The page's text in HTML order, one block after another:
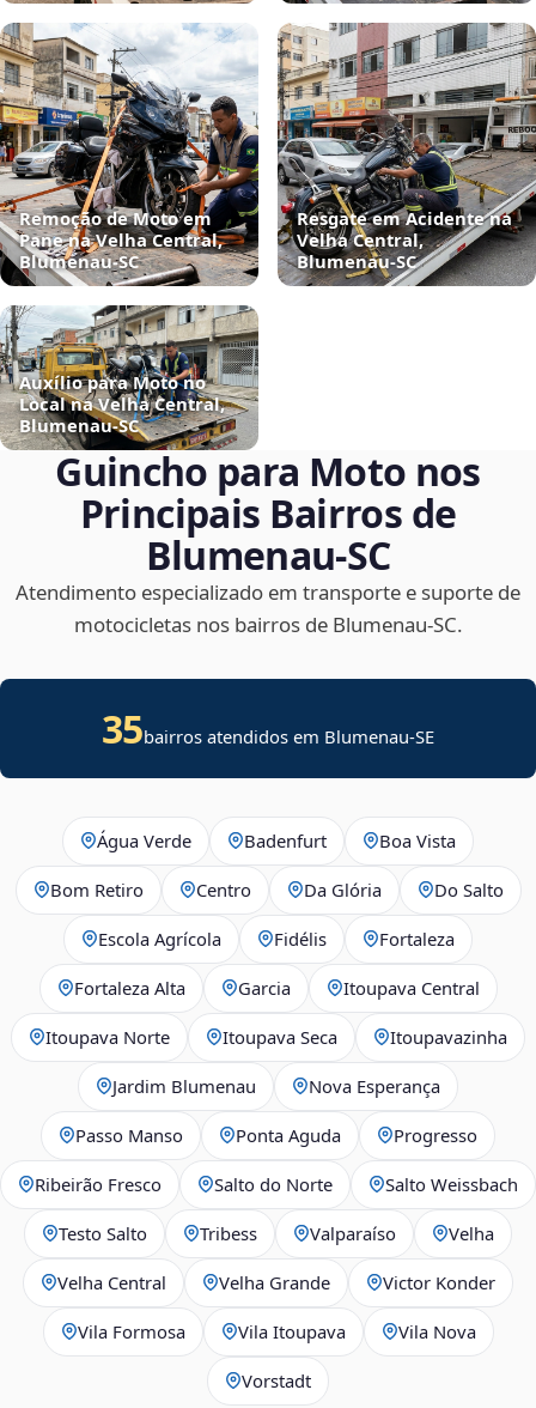
Remoção de Moto em
Pane na Velha Central,
Blumenau‑SC
Resgate em Acidente na
Velha Central,
Blumenau‑SC
Auxílio para Moto no
Local na Velha Central,
Blumenau‑SC
Guincho para Moto nos
Principais Bairros de
Blumenau‑SC
Atendimento especializado em transporte e suporte de
motocicletas nos bairros de Blumenau‑SC.
35bairros atendidos em Blumenau-SE
Água Verde Badenfurt Boa Vista
Bom Retiro Centro Da Glória Do Salto
Escola Agrícola Fidélis Fortaleza
Fortaleza Alta Garcia Itoupava Central
Itoupava Norte Itoupava Seca Itoupavazinha
Jardim Blumenau Nova Esperança
Passo Manso Ponta Aguda Progresso
Ribeirão Fresco Salto do Norte Salto Weissbach
Testo Salto Tribess Valparaíso Velha
Velha Central Velha Grande Victor Konder
Vila Formosa Vila Itoupava Vila Nova
Vorstadt